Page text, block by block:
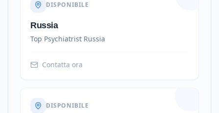
DISPONIBILE
Russia
Top Psychiatrist Russia
Contatta ora
DISPONIBILE